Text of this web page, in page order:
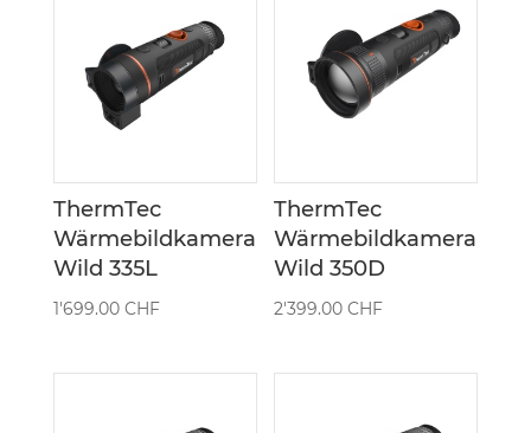
ThermTec
Wärmebildkamera
Wild 335L
1'699.00 CHF
ThermTec
Wärmebildkamera
Wild 350D
2'399.00CHF